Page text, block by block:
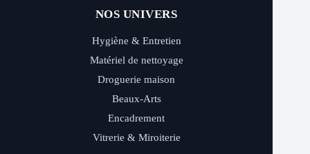
NOS UNIVERS
Hygiène & Entretien
Matériel de nettoyage
Droguerie maison
Beaux-Arts
Encadrement
Vitrerie & Miroiterie